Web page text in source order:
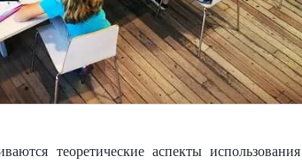
теоретические аспекты